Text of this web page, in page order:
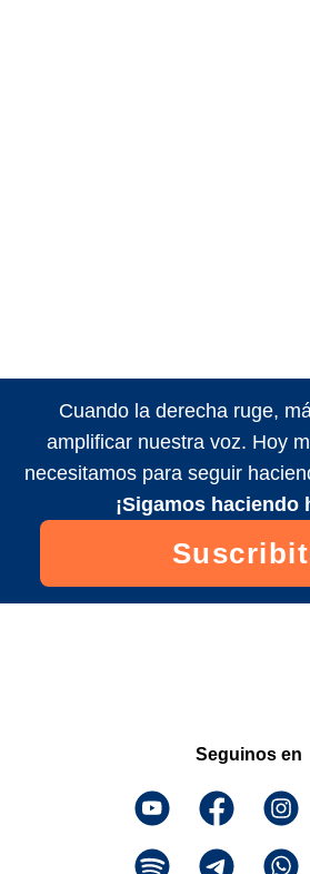
Cuando la derecha ruge,
amplificar nuestra voz. Hoy
necesitamos para seguir
¡Sigamos haciendo
Seguinos en